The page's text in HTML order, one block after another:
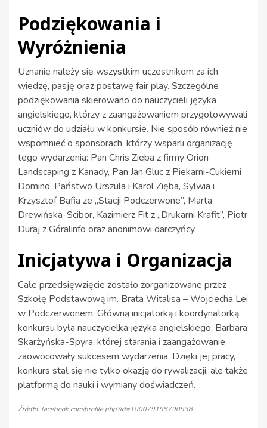
Podziękowania i
Wyróżnienia
Uznanie należy się wszystkim uczestnikom za ich
wiedzę, pasję oraz postawę fair play. Szczególne
podziękowania skierowano do nauczycieli języka
angielskiego, którzy z zaangażowaniem przygotowywali
uczniów do udziału w konkursie. Nie sposób również nie
wspomnieć o sponsorach, którzy wsparli organizację
tego wydarzenia: Pan Chris Zieba z firmy Orion
Landscaping z Kanady, Pan Jan Gluc z Piekarni-Cukierni
Domino, Państwo Urszula i Karol Zięba, Sylwia i
Krzysztof Bafia ze „Stacji Podczerwone”, Marta
Drewińska-Scibor, Kazimierz Fit z „Drukarni Krafit”, Piotr
Duraj z Góralinfo oraz anonimowi darczyńcy.
Inicjatywa i Organizacja
Całe przedsięwzięcie zostało zorganizowane przez
Szkołę Podstawową im. Brata Witalisa – Wojciecha Lei
w Podczerwonem. Główną inicjatorką i koordynatorką
konkursu była nauczycielka języka angielskiego, Barbara
Skarżyńska-Spyra, której starania i zaangażowanie
zaowocowały sukcesem wydarzenia. Dzięki jej pracy,
konkurs stał się nie tylko okazją do rywalizacji, ale także
platformą do nauki i wymiany doświadczeń.
Źródło: facebook.com/profile.php?id=100079198790938